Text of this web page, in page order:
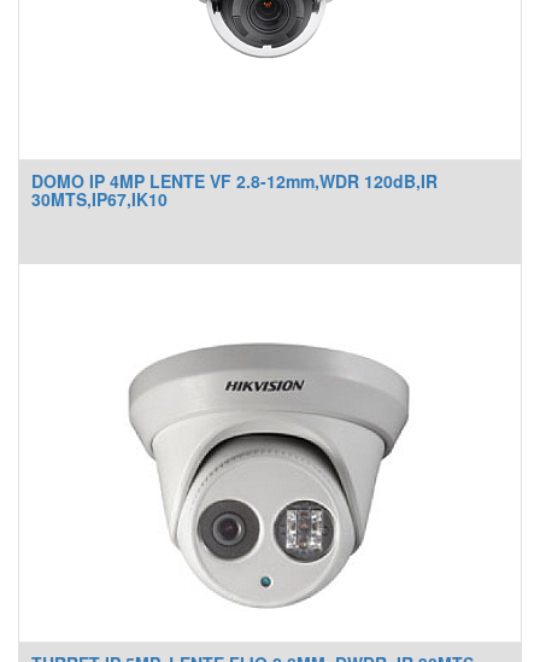
DOMO IP 4MP LENTE VF 2.8-12mm,WDR 120dB,IR
30MTS,IP67,IK10